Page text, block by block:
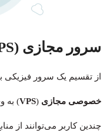
سرور مجازی (VPS) ویندوز چیست؟
از تقسیم یک سرور فیزیکی
خصوصی مجازی (
VPS) به
چندین کاربر می‌توانند از